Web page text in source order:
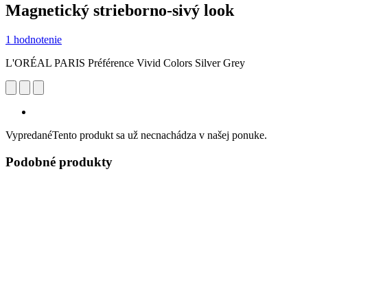
Magnetický strieborno-sivý look
1 hodnotenie
L'ORÉAL PARIS Préférence Vivid Colors Silver Grey
VypredanéTento produkt sa už necnachádza v našej ponuke.
Podobné produkty